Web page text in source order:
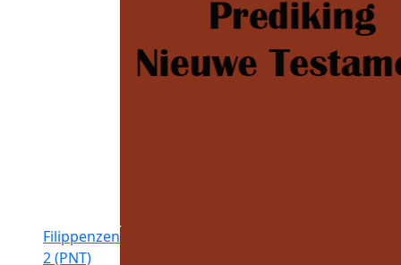
Filippenzen
2 (PNT)